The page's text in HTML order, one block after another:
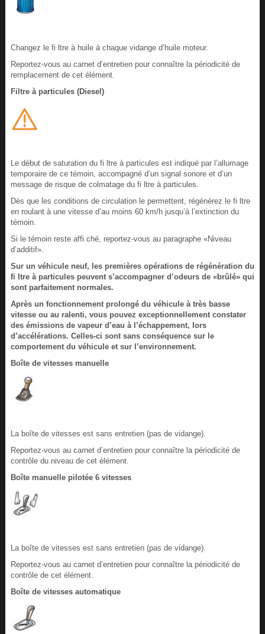
Changez le fi ltre à huile à chaque vidange d’huile moteur.
Reportez-vous au carnet d’entretien pour connaître la périodicité de
remplacement de cet élément.
Filtre à particules (Diesel)
Le début de saturation du fi ltre à particules est indiqué par l’allumage
temporaire de ce témoin, accompagné d’un signal sonore et d’un
message de risque de colmatage du fi ltre à particules.
Dès que les conditions de circulation le permettent, régénérez le fi ltre
en roulant à une vitesse d’au moins 60 km/h jusqu’à l’extinction du
témoin.
Si le témoin reste affi ché, reportez-vous au paragraphe «Niveau
d’additif».
Sur un véhicule neuf, les premières opérations de régénération du
fi ltre à particules peuvent s’accompagner d’odeurs de «brûlé» qui
sont parfaitement normales.
Après un fonctionnement prolongé du véhicule à très basse
vitesse ou au ralenti, vous pouvez exceptionnellement constater
des émissions de vapeur d’eau à l’échappement, lors
d’accélérations. Celles-ci sont sans conséquence sur le
comportement du véhicule et sur l’environnement.
Boîte de vitesses manuelle
La boîte de vitesses est sans entretien (pas de vidange).
Reportez-vous au carnet d’entretien pour connaître la périodicité de
contrôle du niveau de cet élément.
Boîte manuelle pilotée 6 vitesses
La boîte de vitesses est sans entretien (pas de vidange).
Reportez-vous au carnet d’entretien pour connaître la périodicité de
contrôle de cet élément.
Boîte de vitesses automatique